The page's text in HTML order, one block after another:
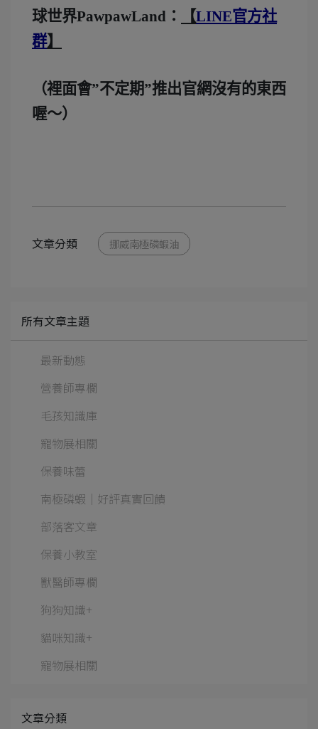
球世界PawpawLand： 【LINE官方社
群】
（裡面會”不定期”推出官網沒有的東西
喔～）
文章分類 挪威南極磷蝦油
所有文章主題
最新動態
營養師專欄
毛孩知識庫
寵物展相關
保養味蕾
南極磷蝦│好評真實回饋
部落客文章
保養小教室
獸醫師專欄
狗狗知識+
貓咪知識+
寵物展相關
文章分類